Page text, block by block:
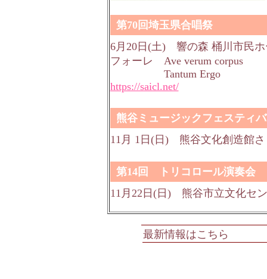
第70回埼玉県合唱祭
6月20日(土) 響の森 桶川市民ホ
フォーレ Ave verum corpus
Tantum Ergo
https://saicl.net/
熊谷ミュージックフェスティ
11月 1日(日)
熊谷文化創造館
第14回 トリコロール演奏会
11月22日(日) 熊谷市立文化セ
最新情報はこちら